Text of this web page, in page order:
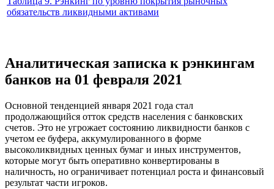
обязательств ликвидными активами
Аналитическая записка к рэнкингам
банков на 01 февраля 2021
Основной тенденцией января 2021 года стал
продолжающийся отток средств населения с банковских
счетов. Это не угрожает состоянию ликвидности банков с
учетом ее буфера, аккумулированного в форме
высоколиквидных ценных бумаг и иных инструментов,
которые могут быть оперативно конвертированы в
наличность, но ограничивает потенциал роста и финансовый
результат части игроков.